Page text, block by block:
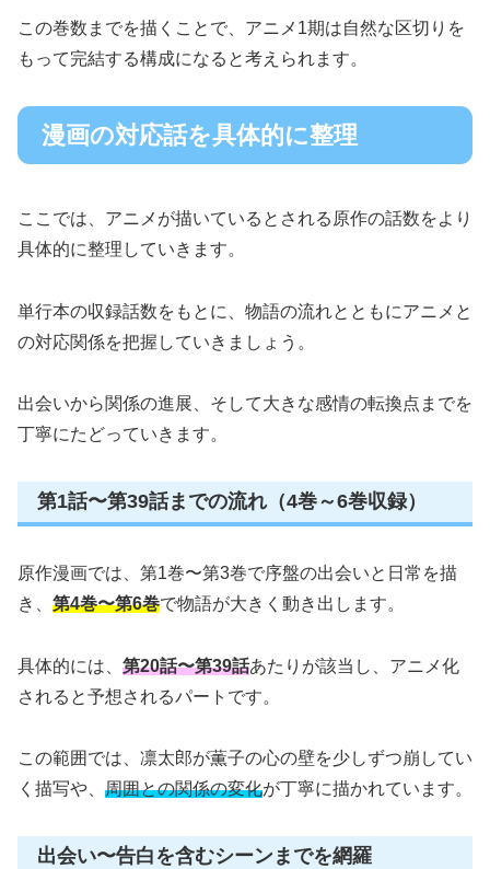
この巻数までを描くことで、アニメ1期は自然な区切りを
もって完結する構成になると考えられます。
漫画の対応話を具体的に整理
ここでは、アニメが描いているとされる原作の話数をより
具体的に整理していきます。
単行本の収録話数をもとに、物語の流れとともにアニメと
の対応関係を把握していきましょう。
出会いから関係の進展、そして大きな感情の転換点までを
丁寧にたどっていきます。
第1話〜第39話までの流れ（4巻～6巻収録）
原作漫画では、第1巻〜第3巻で序盤の出会いと日常を描
き、 第4巻〜第6巻で物語が大きく動き出します。
具体的には、 第20話〜第39話あたりが該当し、アニメ化
されると予想されるパートです。
この範囲では、凛太郎が薫子の心の壁を少しずつ崩してい
く描写や、 周囲との関係の変化が丁寧に描かれています。
出会い〜告白を含むシーンまでを網羅